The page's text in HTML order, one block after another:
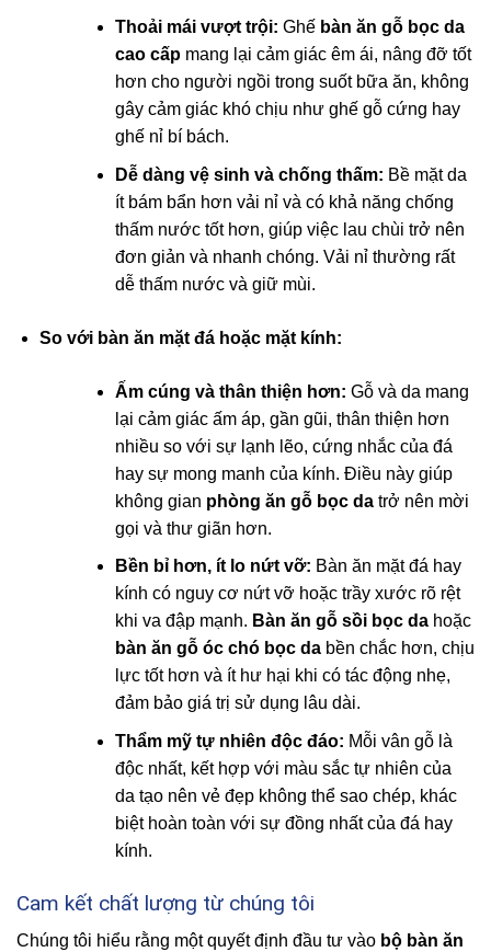
Thoải mái vượt trội: Ghế bàn ăn gỗ bọc da
cao cấpmang lại cảm giác êm ái, nâng đỡ tốt
hơn cho người ngồi trong suốt bữa ăn, không
gây cảm giác khó chịu như ghế gỗ cứng hay
ghế nỉ bí bách.
Dễ dàng vệ sinh và chống thấm: Bề mặt da
ít bám bẩn hơn vải nỉ và có khả năng chống
thấm nước tốt hơn, giúp việc lau chùi trở nên
đơn giản và nhanh chóng. Vải nỉ thường rất
dễ thấm nước và giữ mùi.
So với bàn ăn mặt đá hoặc mặt kính:
Ấm cúng và thân thiện hơn: Gỗ và da mang
lại cảm giác ấm áp, gần gũi, thân thiện hơn
nhiều so với sự lạnh lẽo, cứng nhắc của đá
hay sự mong manh của kính. Điều này giúp
không gian phòng ăn gỗ bọc datrở nên mời
gọi và thư giãn hơn.
Bền bỉ hơn, ít lo nứt vỡ: Bàn ăn mặt đá hay
kính có nguy cơ nứt vỡ hoặc trầy xước rõ rệt
khi va đập mạnh. Bàn ăn gỗ sồi bọc dahoặc
bàn ăn gỗ óc chó bọc dabền chắc hơn, chịu
lực tốt hơn và ít hư hại khi có tác động nhẹ,
đảm bảo giá trị sử dụng lâu dài.
Thẩm mỹ tự nhiên độc đáo: Mỗi vân gỗ là
độc nhất, kết hợp với màu sắc tự nhiên của
da tạo nên vẻ đẹp không thể sao chép, khác
biệt hoàn toàn với sự đồng nhất của đá hay
kính.
Cam kết chất lượng từ chúng tôi
Chúng tôi hiểu rằng một quyết định đầu tư vào bộ bàn ăn